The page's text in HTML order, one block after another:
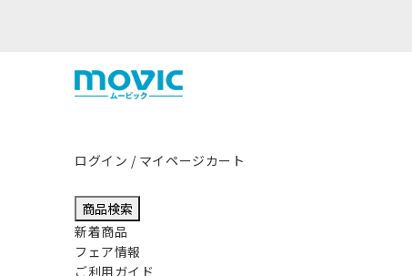
ログイン / マイページカート
商品検索
新着商品
フェア情報
ご利用ガイド